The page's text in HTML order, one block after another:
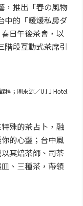
，推出「春の風物
中的「暖煖私房ダ
日午後茶會，以
階段互動式茶席引
程；圖來源／U.I.J Hotel
殊的茶占卜，融
的心靈；台中風
其焙茶師、司茶
、三種茶，帶領